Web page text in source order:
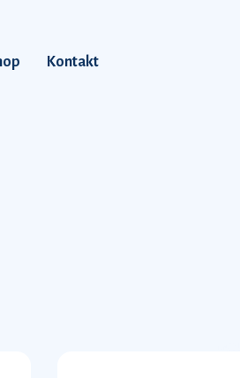
Kontakt